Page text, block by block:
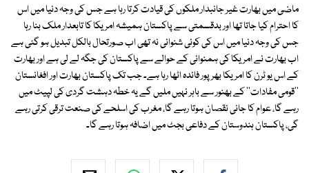
ماضی میں بھارت غیر جانبدار ملکوں کی قیادت کرتا رہا ہے جس کی وجہ دنیا میں اس
کا احترام کیا جاتا تھا اور بدقسمتی سے پاکستان ہمیشہ امریکا کا تابعدار ملک بنا رہا
جس کی وجہ دنیا میں اس کی کوئی شنوائی نہ تھی اب صورتحال بالکل تبدیل ہو گئی ہے
اب بھارت نے امریکا کی ہمنوائی کے حوالے سے پاکستان کی جگہ لے لی ہے اور بھارت
کے اس یو ٹرن کا امریکا بھرپور فائدہ اٹھا رہا ہے۔ جب تک پاکستان بھارت اور افغانستان
''قومی مفادات'' کے بھنور سے باہر نہیں ملیں گے یہ خطہ دہشت گردی کی لپیٹ میں
رہے گا، عوام کا جانی نقصان ہوتا رہے گا، مغرب کی اسلحے کی صنعت ترقی کرتی رہے
گی، پاکستان ہندوستان کے دفاعی بجٹ میں اضافہ ہوتا رہے گا۔